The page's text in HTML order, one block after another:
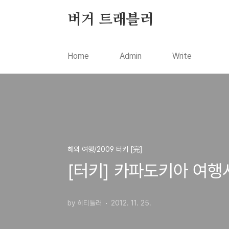
버거 트래블러
Home Admin Write
해외 여행/2009 터키 [完]
[터키] 카파도키아 여행
by 히티틀러 2012. 11. 25.